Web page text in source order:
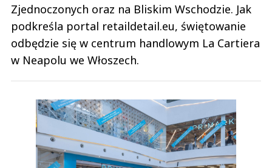
Zjednoczonych oraz na Bliskim Wschodzie. Jak
podkreśla portal retaildetail.eu, świętowanie
odbędzie się w centrum handlowym La Cartiera
w Neapolu we Włoszech.